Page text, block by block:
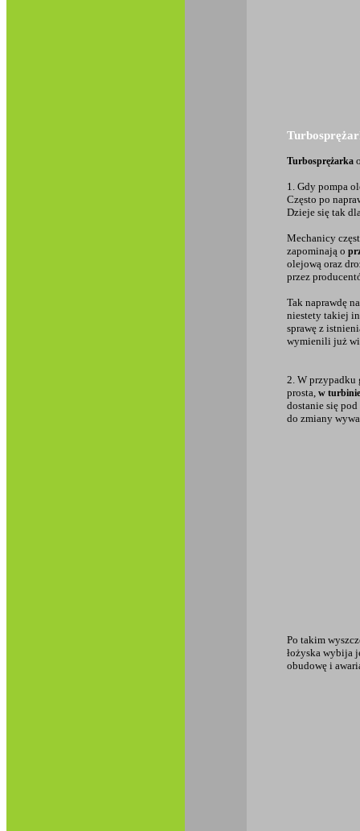
Turbosprężarka
1. Gdy pompa
Często po
Dzieje się tak
Mechanicy
zapominają o
olejową oraz
przez
Tak naprawdę
niestety takiej
sprawę z
wymienili już
2. W
prosta, w
dostanie się
do zmiany
Po takim
łożyska wybija
obudowę i